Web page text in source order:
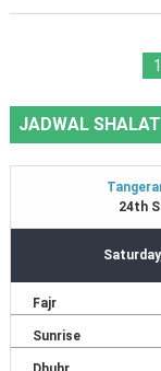
1
JADWAL SHALAT